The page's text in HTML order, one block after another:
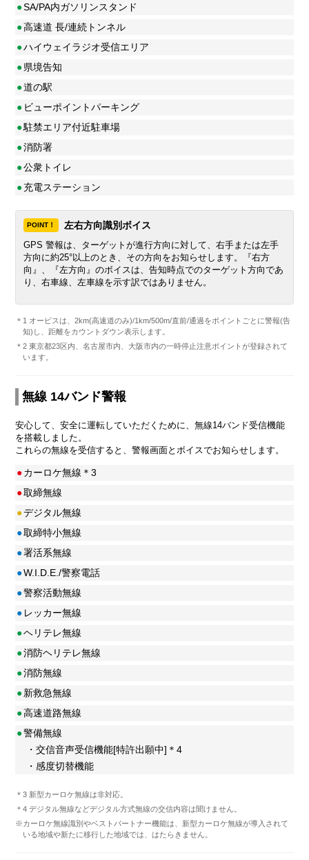
●SA/PA内ガソリンスタンド
●高速道 長/連続トンネル
●ハイウェイラジオ受信エリア
●県境告知
●道の駅
● ビューポイントパーキング
●駐禁エリア付近駐車場
●消防署
●公衆トイレ
●充電ステーション
POINT！ 左右方向識別ボイス
GPS 警報は、ターゲットが進行方向に対して、右手または左手
方向に約25°以上のとき、その方向をお知らせします。『右方
向』、『左方向』のボイスは、告知時点でのターゲット方向であ
り、右車線、左車線を示す訳ではありません。
＊1 オービスは、2km(高速道のみ)/1km/500m/直前/通過をポイントごとに警報(告
知)し、距離をカウントダウン表示します。
＊2 東京都23区内、名古屋市内、大阪市内の一時停止注意ポイントが登録されて
います。
無線 14バンド警報
安心して、安全に運転していただくために、無線14バンド受信機能
を搭載しました。
これらの無線を受信すると、警報画面とボイスでお知らせします。
●カーロケ無線＊3
●取締無線
●デジタル無線
●取締特小無線
●署活系無線
●W.I.D.E./警察電話
●警察活動無線
● レッカー無線
●ヘリテレ無線
●消防ヘリテレ無線
●消防無線
●新救急無線
●高速道路無線
●警備無線
・交信音声受信機能[特許出願中]＊4
・感度切替機能
＊3 新型カーロケ無線は非対応。
＊4 デジタル無線などデジタル方式無線の交信内容は聞けません。
※カーロケ無線識別やベストパートナー機能は、新型カーロケ無線が導入されて
いる地域や新たに移行した地域では、はたらきません。